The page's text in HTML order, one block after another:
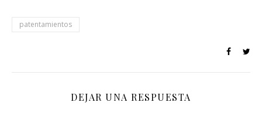
patentamientos
DEJAR UNA RESPUESTA